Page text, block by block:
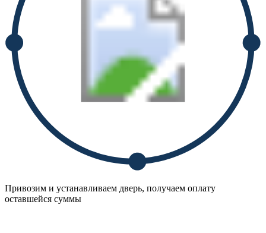
Привозим и устанавливаем дверь, получаем оплату
оставшейся суммы